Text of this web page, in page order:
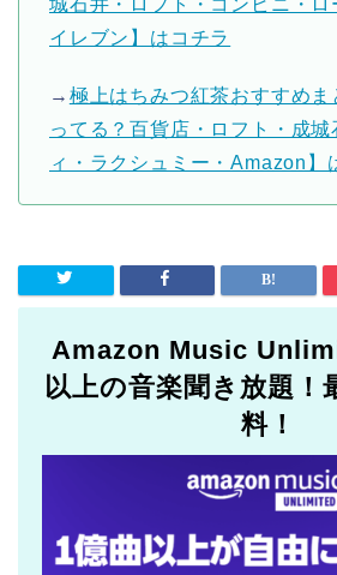
城石井・ロフト・コンビニ・ロ
イレブン】はコチラ
→ 極上はちみつ紅茶おすすめま
ってる？百貨店・ロフト・成
ィ・ラクシュミー・Amazon】
Amazon Music
以上の音楽聞き放題！
料！